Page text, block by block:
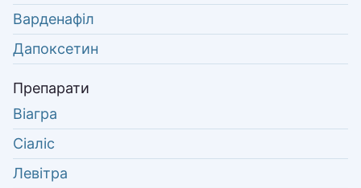
Варденафіл
Дапоксетин
Препарати
Віагра
Сіаліс
Левітра